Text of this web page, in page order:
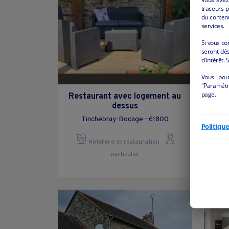
Restaurant avec logement au
dessus
Tinchebray-Bocage - 61800
Hôtellerie et restauration
particulier
traceurs
du
services.
Si vous
seront
d'intérêt.
Vous
page.